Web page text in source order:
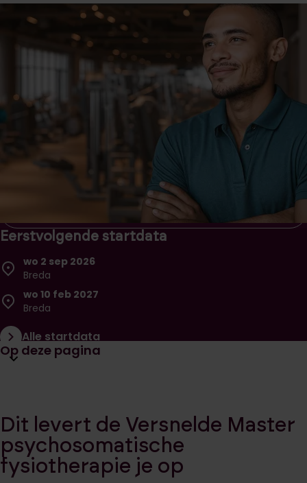
Versnelde masteropleiding
Psychosomatic Physical Therapy
(MPsPT)
Word psychosomatisch fysiotherapeut via de versnelde
praktijkgerichte master en leer alles over de interactie
tussen brein, gedrag en lichaam.
2 jaren
Brochure downloaden
Eerstvolgende startdata
wo 2 sep 2026
Breda
wo 10 feb 2027
Breda
Alle startdata
Open huidige pagina navigatie
Op deze pagina
Dit levert de Versnelde Master
psychosomatische
fysiotherapie je op